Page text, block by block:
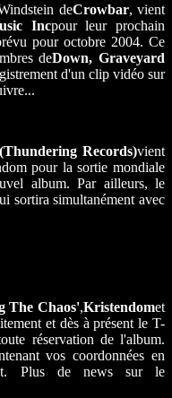
deCrowbar, vient
Incpour leur prochain
pour octobre 2004. Ce
deDown, Graveyard
d'un clip vidéo sur
Records)vient
pour la sortie mondiale
album. Par ailleurs, le
sortira simultanément avec
The Chaos',Kristendomet
et dès à présent le T-
réservation de l'album.
vos coordonnées en
Plus de news sur le